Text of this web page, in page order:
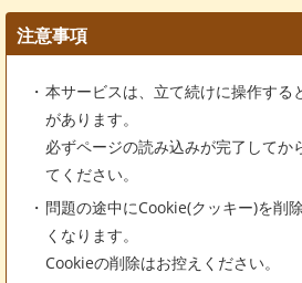
注意事項
本サービスは、立て続けに操作する
があります。
必ずページの読み込みが完了してか
てください。
問題の途中にCookie(クッキー)を削
くなります。
Cookieの削除はお控えください。